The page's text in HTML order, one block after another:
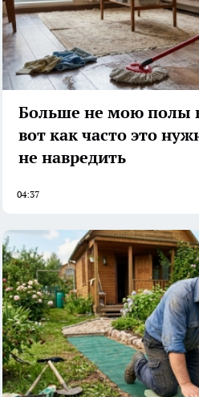
Больше не мою полы
вот как часто это
не навредить
04:37